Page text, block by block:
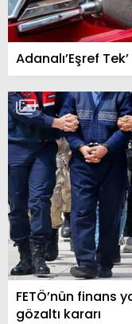
Adanalı’Eşref
FETÖ’nün finans
gözaltı kararı